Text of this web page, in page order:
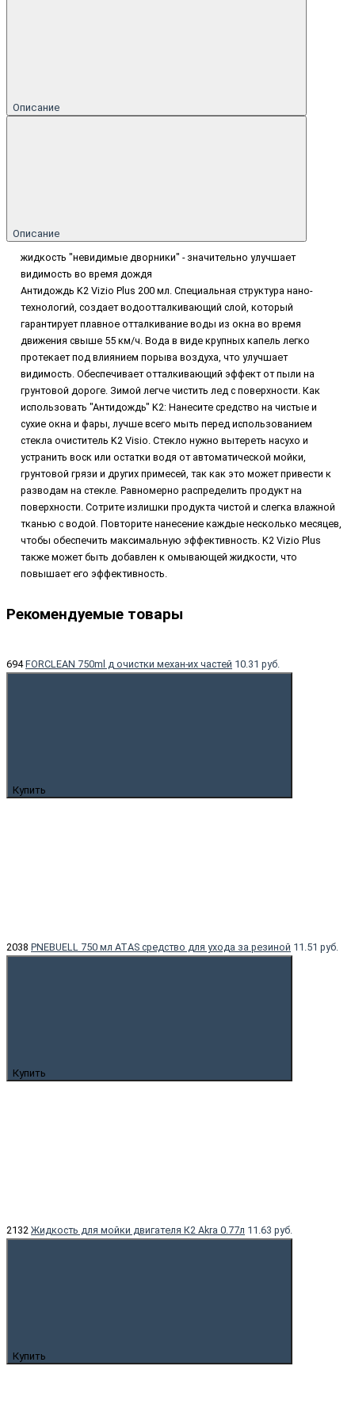
Описание
Описание
жидкость "невидимые дворники" - значительно улучшает
видимость во время дождя
Антидождь K2 Vizio Plus 200 мл. Специальная структура нано-
технологий, создает водоотталкивающий слой, который
гарантирует плавное отталкивание воды из окна во время
движения свыше 55 км/ч. Вода в виде крупных капель легко
протекает под влиянием порыва воздуха, что улучшает
видимость. Обеспечивает отталкивающий эффект от пыли на
грунтовой дороге. Зимой легче чистить лед с поверхности. Как
использовать "Антидождь" K2: Нанесите средство на чистые и
сухие окна и фары, лучше всего мыть перед использованием
стекла очиститель K2 Visio. Стекло нужно вытереть насухо и
устранить воск или остатки водя от автоматической мойки,
грунтовой грязи и других примесей, так как это может привести к
разводам на стекле. Равномерно распределить продукт на
поверхности. Сотрите излишки продукта чистой и слегка влажной
тканью с водой. Повторите нанесение каждые несколько месяцев,
чтобы обеспечить максимальную эффективность. K2 Vizio Plus
также может быть добавлен к омывающей жидкости, что
повышает его эффективность.
Рекомендуемые товары
694 FORCLEAN 750ml д очистки механ-их частей 10.31 руб.
Купить
2038 PNEBUELL 750 мл ATAS средство для ухода за резиной 11.51 руб.
Купить
2132 Жидкость для мойки двигателя К2 Akra 0.77л 11.63 руб.
Купить